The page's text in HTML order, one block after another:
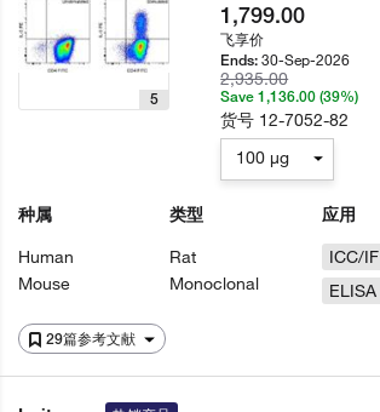
29篇参考文献
5
种属
Human
Mouse
类型
Rat
Monoclonal
应用
ICC/IF
ELISA
1,799.00
飞享价
Ends:30-Sep-2026
2,935.00
Save 1,136.00 (39%)
货号 12-7052-82
100 µg